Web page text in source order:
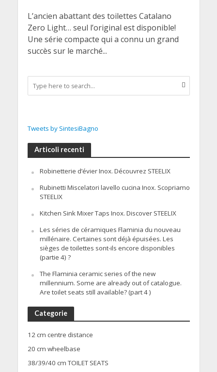
L’ancien abattant des toilettes Catalano
Zero Light… seul l’original est disponible!
Une série compacte qui a connu un grand
succès sur le marché...
Tweets by SintesiBagno
Articoli recenti
Robinetterie d’évier Inox. Découvrez STEELIX
Rubinetti Miscelatori lavello cucina Inox. Scopriamo
STEELIX
Kitchen Sink Mixer Taps Inox. Discover STEELIX
Les séries de céramiques Flaminia du nouveau
millénaire. Certaines sont déjà épuisées. Les
sièges de toilettes sont-ils encore disponibles
(partie 4) ?
The Flaminia ceramic series of the new
millennium. Some are already out of catalogue.
Are toilet seats still available? (part 4 )
Categorie
12 cm centre distance
20 cm wheelbase
38/39/40 cm TOILET SEATS